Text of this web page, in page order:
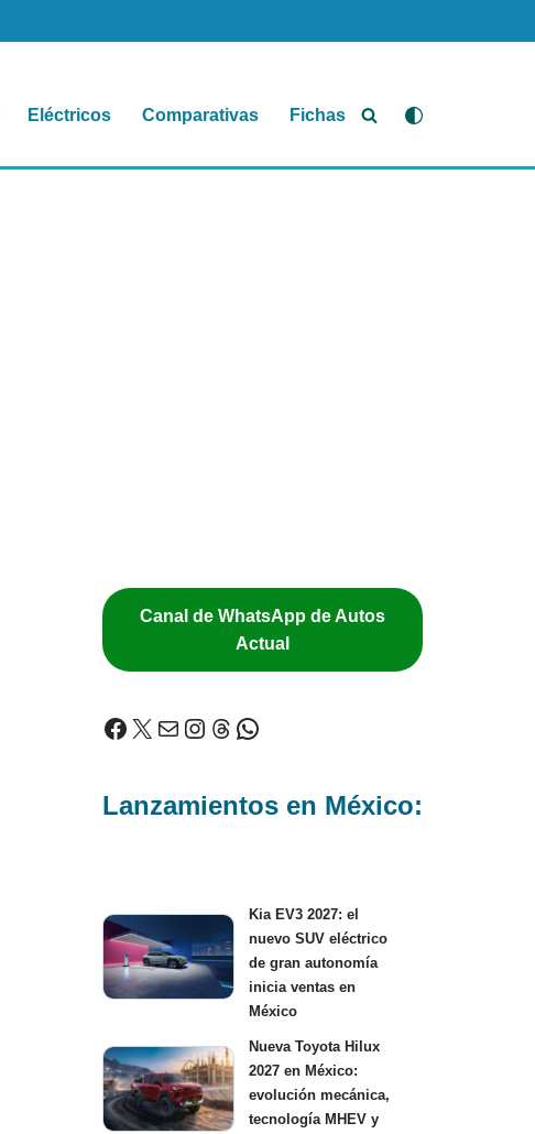
Eléctricos Comparativas Fichas
Canal de WhatsApp de Autos
Actual
Lanzamientos en México:
Kia EV3 2027: el
nuevo SUV eléctrico
de gran autonomía
inicia ventas en
México
Nueva Toyota Hilux
2027 en México:
evolución mecánica,
tecnología MHEV y